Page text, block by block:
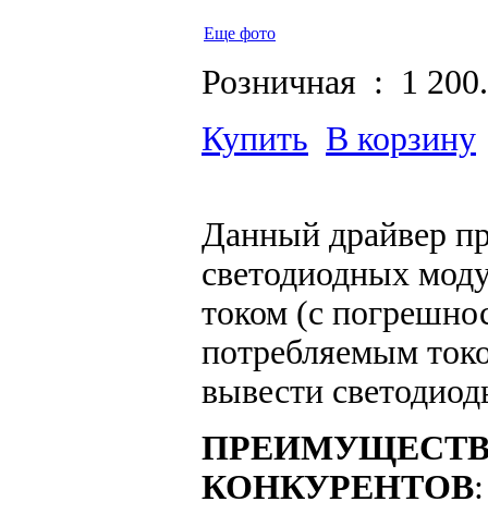
Еще фото
Розничная : 1
Купить В корзину
Данный драйвер
светодиодных
током (с
потребляемым
вывести
КОНКУРЕНТОВ: